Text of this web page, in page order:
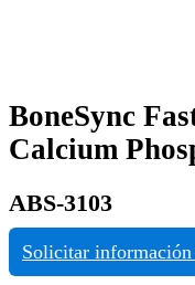
BoneSync
Calcium
ABS-3103
Solicitar